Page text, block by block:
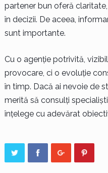
partener bun oferă
în decizii. De aceea,
sunt importante.
Cu o agenție potrivită,
provocare, ci o evoluție
în timp. Dacă ai nevoie de
merită să consulți
înțelege cu adevărat